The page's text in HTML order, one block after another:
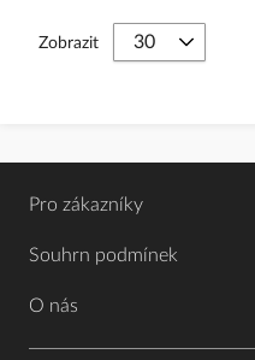
Zobrazit
Pro zákazníky
Souhrn podmínek
O nás